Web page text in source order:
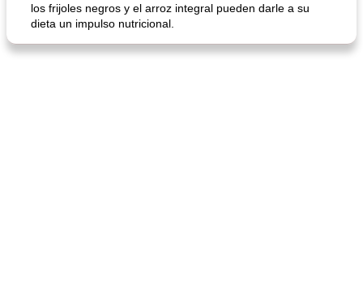
los frijoles negros y el arroz integral pueden darle a su
dieta un impulso nutricional.